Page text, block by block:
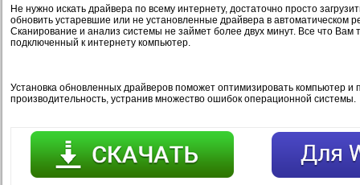
Не нужно искать драйвера по всему интернету, достаточно просто
обновить устаревшие или не установленные драйвера в автоматическом
Сканирование и анализ системы не займет более двух минут. Все что Вам
подключенный к интернету компьютер.
Установка обновленных драйверов поможет оптимизировать компьютер и
производительность, устранив множество ошибок операционной системы.